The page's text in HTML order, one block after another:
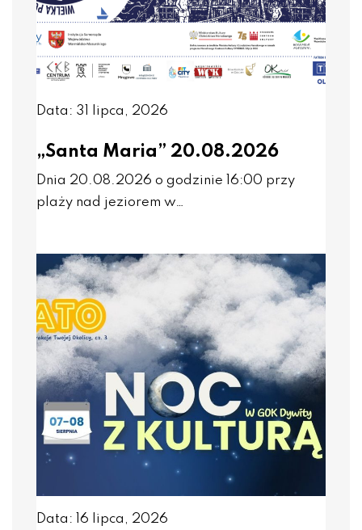
Data: 31 lipca, 2026
„Santa Maria” 20.08.2026
Dnia 20.08.2026 o godzinie 16:00 przy
plaży nad jeziorem w…
Data: 16 lipca, 2026